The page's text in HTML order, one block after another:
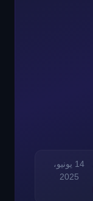
14 يونيو،
2025